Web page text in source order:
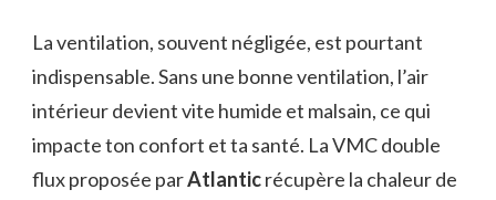
La ventilation, souvent négligée, est pourtant
indispensable. Sans une bonne ventilation, l’air
intérieur devient vite humide et malsain, ce qui
impacte ton confort et ta santé. La VMC double
flux proposée parAtlanticrécupère la chaleur de